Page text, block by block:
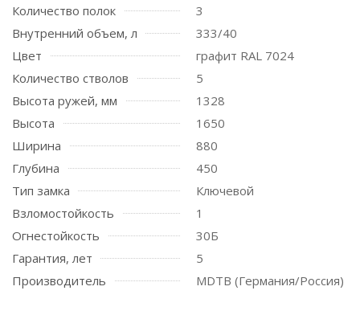
Количество полок
3
Внутренний объем, л
333/40
Цвет
графит RAL 7024
Количество стволов
5
Высота ружей, мм
1328
Высота
1650
Ширина
880
Глубина
450
Тип замка
Ключевой
Взломостойкость
1
Огнестойкость
30Б
Гарантия, лет
5
Производитель
MDTB (Германия/Россия)